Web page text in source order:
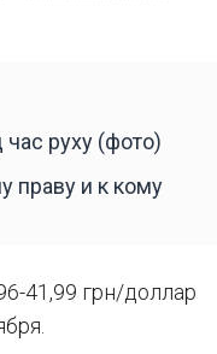
час руху (фото)
праву и к кому
41,99 грн/доллар